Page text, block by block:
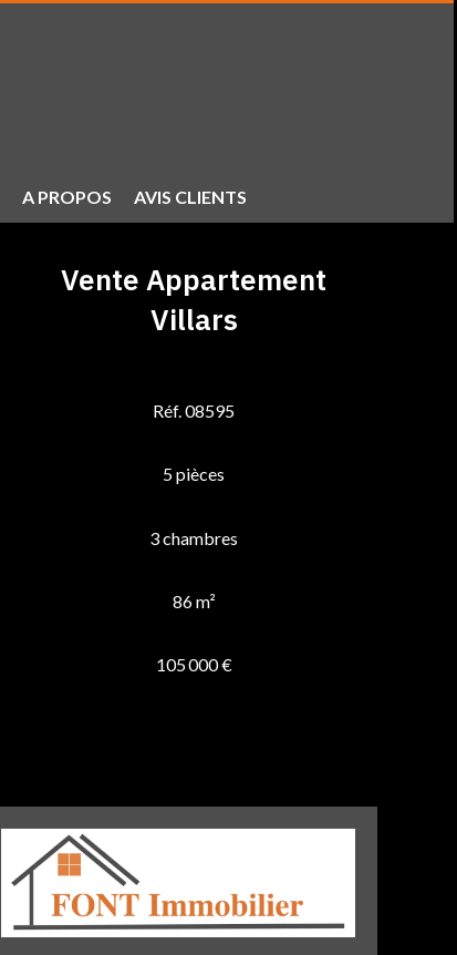
A PROPOS AVIS CLIENTS
Vente Appartement
Villars
Réf. 08595
5 pièces
3 chambres
86 m²
105 000 €